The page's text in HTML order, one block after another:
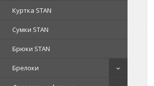
Куртка STAN
Сумки STAN
Брюки STAN
Брелоки